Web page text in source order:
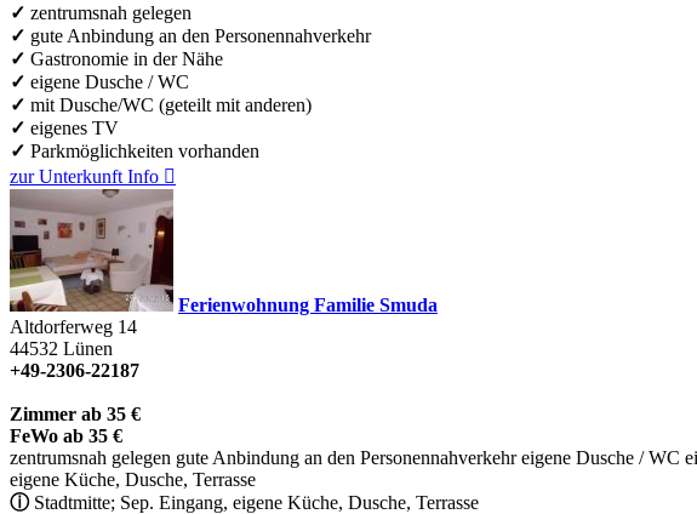
✓ zentrumsnah gelegen
✓ gute Anbindung an den Personennahverkehr
✓ Gastronomie in der Nähe
✓ eigene Dusche / WC
✓ mit Dusche/WC (geteilt mit anderen)
✓ eigenes TV
✓ Parkmöglichkeiten vorhanden
zur Unterkunft Info 
Ferienwohnung Familie Smuda
Altdorferweg 14
44532 Lünen
+49-2306-22187
Zimmer ab 35 €
FeWo ab 35 €
zentrumsnah gelegen gute Anbindung an den Personennahverkehr eigene Dusche / WC
eigene Küche, Dusche, Terrasse
ⓘStadtmitte; Sep. Eingang, eigene Küche, Dusche, Terrasse